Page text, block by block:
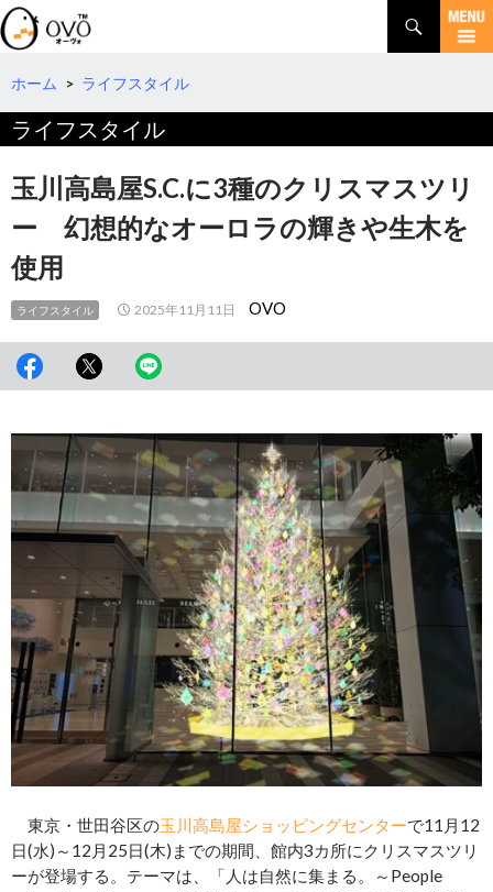
検
索
コ
テ
ツ
へ
移
動
ホーム > ライフスタイル
ライフスタイル
玉川高島屋S.C.に3種のクリスマスツリ
ー 幻想的なオーロラの輝きや生木を
使用
ライフスタイル 2025年11月11日 OVO
東京・世田谷区の玉川高島屋ショッピングセンターで11月12
日(水)～12月25日(木)までの期間、館内3カ所にクリスマスツリ
ーが登場する。テーマは、「人は自然に集まる。～People